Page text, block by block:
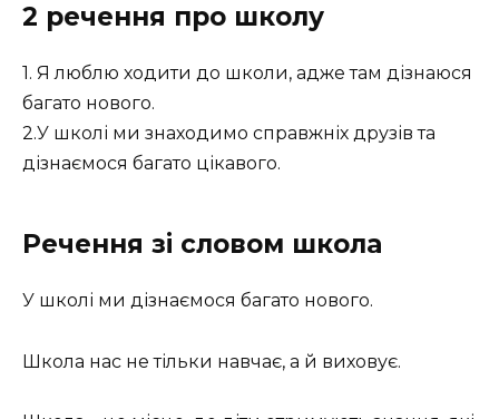
2 речення про школу
1. Я люблю ходити до школи, адже там дізнаюся
багато нового.
2.У школі ми знаходимо справжніх друзів та
дізнаємося багато цікавого.
Речення зі словом школа
У школі ми дізнаємося багато нового.
Школа нас не тільки навчає, а й виховує.